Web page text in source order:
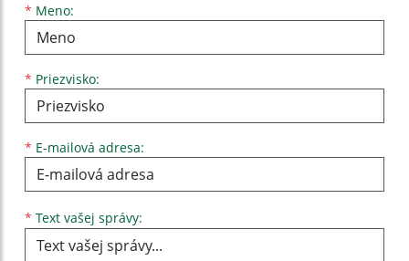
* Meno:
Meno
* Priezvisko:
Priezvisko
* E-mailová adresa:
E-mailová adresa
* Text vašej správy: